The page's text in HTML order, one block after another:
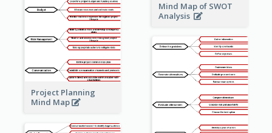
Mind Map of SWOT
Analysis
Project Planning
Mind Map